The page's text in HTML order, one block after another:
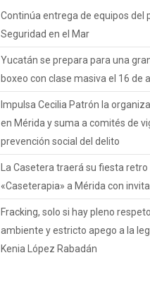
Continúa entrega de equipos del
Seguridad en el Mar
Yucatán se prepara para una
boxeo con clase masiva el 16 de
Impulsa Cecilia Patrón la
en Mérida y suma a comités de
prevención social del delito
La Casetera traerá su fiesta retro
«Caseterapia» a Mérida con
Fracking, solo si hay pleno
ambiente y estricto apego a la
Kenia López Rabadán